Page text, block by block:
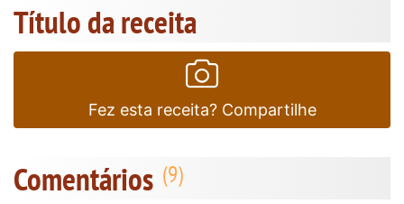
Título da receita
Fez esta receita? Compartilhe
Comentários